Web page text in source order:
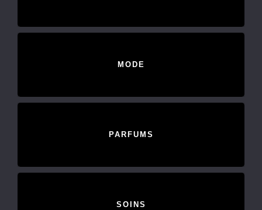
MODE
PARFUMS
SOINS